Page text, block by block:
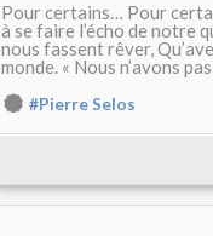
Pour certains… Pour
à se faire l’écho de notre
nous fassent rêver,
monde. « Nous n’avons
#Pierre Selos